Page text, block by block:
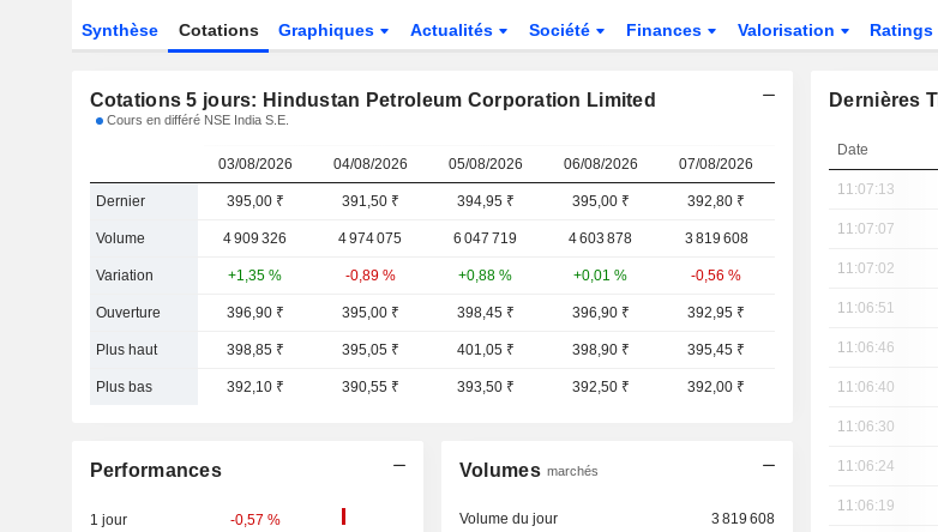
Synthèse Cotations Graphiques Actualités Société Finances Valorisation Ratings
Cotations 5 jours: Hindustan Petroleum Corporation Limited
Cours en différé NSE India S.E.
03/08/2026 04/08/2026 05/08/2026 06/08/2026 07/08/2026
Dernier 395,00 ₹ 391,50 ₹ 394,95 ₹ 395,00 ₹ 392,80 ₹
Volume 4 909 326 4 974 075 6 047 719 4 603 878 3 819 608
Variation +1,35 % -0,89 % +0,88 % +0,01 % -0,56 %
Ouverture 396,90 ₹ 395,00 ₹ 398,45 ₹ 396,90 ₹ 392,95 ₹
Plus haut 398,85 ₹ 395,05 ₹ 401,05 ₹ 398,90 ₹ 395,45 ₹
Plus bas 392,10 ₹ 390,55 ₹ 393,50 ₹ 392,50 ₹ 392,00 ₹
Performances
1 jour -0,57 %
Volumes marchés
Volume du jour 3 819 608
Dernières
Date
11:07:13
11:07:07
11:07:02
11:06:51
11:06:46
11:06:40
11:06:30
11:06:24
11:06:19